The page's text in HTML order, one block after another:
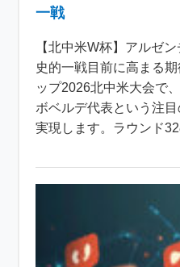
一戦
【北中米W杯】アルゼ
史的一戦目前に高まる
ップ2026北中米大会で
ボベルデ代表という注
実現します。ラウンド